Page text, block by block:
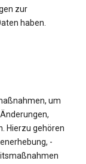
zur
haben.
um
Hierzu gehören
-